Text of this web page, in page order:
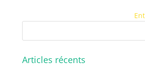
Articles récents